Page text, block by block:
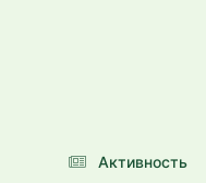
Активность